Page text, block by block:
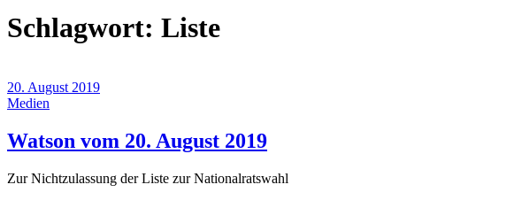
Schlagwort: Liste
20. August 2019
Medien
Watson vom 20. August 2019(20.
2019)
Zur Nichtzulassung der Liste zur Nationalratswahl